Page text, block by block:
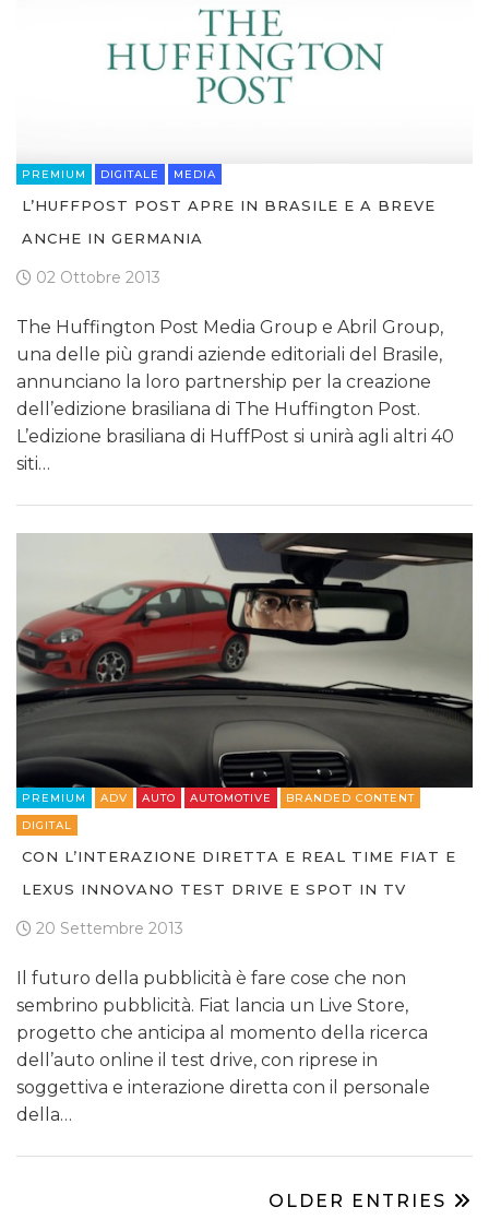
PREMIUM DIGITALE MEDIA
L’HUFFPOST POST APRE IN BRASILE E A BREVE
ANCHE IN GERMANIA
02 Ottobre 2013
The Huffington Post Media Group e Abril Group,
una delle più grandi aziende editoriali del Brasile,
annunciano la loro partnership per la creazione
dell’edizione brasiliana di The Huffington Post.
L’edizione brasiliana di HuffPost si unirà agli altri 40
siti…
PREMIUM ADV AUTO AUTOMOTIVE
BRANDED CONTENT
DIGITAL
CON L’INTERAZIONE DIRETTA E REAL TIME FIAT E
LEXUS INNOVANO TEST DRIVE E SPOT IN TV
20 Settembre 2013
Il futuro della pubblicità è fare cose che non
sembrino pubblicità. Fiat lancia un Live Store,
progetto che anticipa al momento della ricerca
dell’auto online il test drive, con riprese in
soggettiva e interazione diretta con il personale
della…
OLDER ENTRIES